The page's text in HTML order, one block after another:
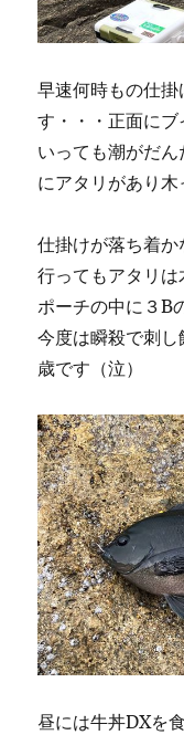
早速何時もの仕掛
す・・・正面に
いっても潮がだ
にアタリがあり木
仕掛けが落ち着
行ってもアタリは
ポーチの中に３B
今度は瞬殺で刺
歳です（泣）
昼には牛丼DXを